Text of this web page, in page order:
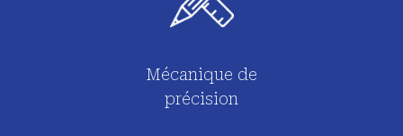
Mécanique de
précision